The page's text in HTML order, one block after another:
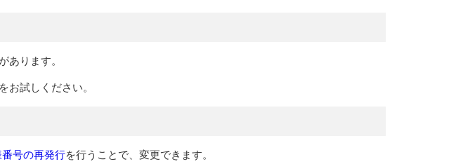
あります。
お試しください。
番号の再発行を行うことで、変更できます。